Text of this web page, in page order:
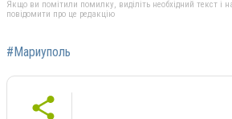
Якщо ви помітили помилку, виділіть необхідний текст і
повідомити про це редакцію
#Мариуполь